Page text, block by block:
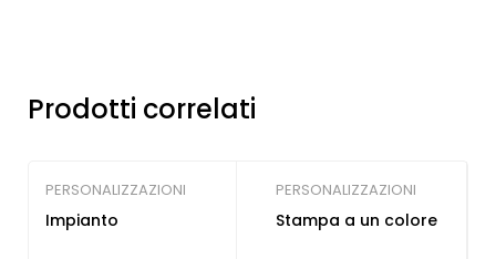
Prodotti correlati
PERSONALIZZAZIONI
Impianto
PERSONALIZZAZIONI
Stampa a un colore